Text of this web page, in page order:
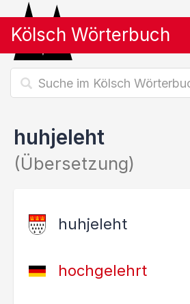
Kölsch Wörterbuch
huhjeleht
(Übersetzung)
huhjeleht
hochgelehrt